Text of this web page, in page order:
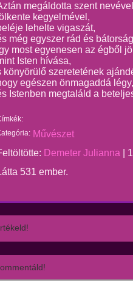
megáldotta szent
kegyelmével,
lehelte vigaszát,
még egyszer rád és
most egyenesen az égből
Isten hívása,
könyörülő szeretetének
egészen önmagaddá légy,
Istenben megtaláld a
Művészet
Demeter Julianna
531 ember.